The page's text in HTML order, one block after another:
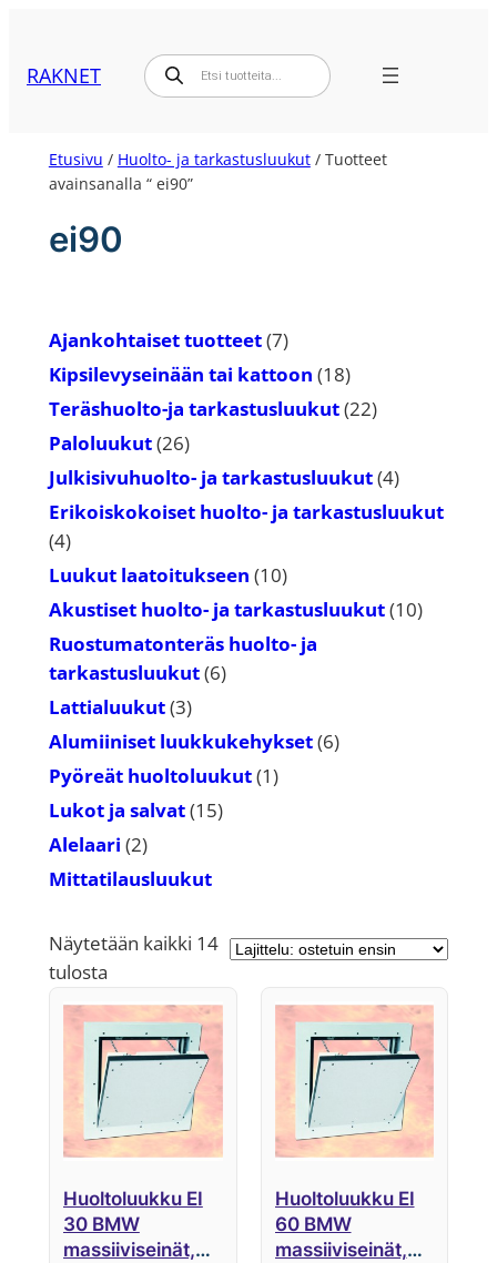
RAKNET Products
search
Etusivu / Huolto- ja tarkastusluukut/ Tuotteet
avainsanalla “ ei90”
ei90
Ajankohtaiset tuotteet 77
tuotetta
Kipsilevyseinään tai kattoon 1818
tuotetta
Teräshuolto-ja tarkastusluukut 2222
Paloluukut 2626
tuotetta
Julkisivuhuolto- ja tarkastusluukut 44
tuotetta
Erikoiskokoiset huolto- ja tarkastusluukut
44
tuotetta
Luukut laatoitukseen 1010
tuotetta
Akustiset huolto- ja tarkastusluukut 1010
Ruostumatonteräs huolto- ja
tarkastusluukut 66
Lattialuukut 33
tuotetta
Alumiiniset luukkukehykset 66
Pyöreät huoltoluukut 11
Lukot ja salvat 1515
Alelaari 22
tuotetta
Mittatilausluukut
Näytetään kaikki 14
tulostaSuosituimmat
ensin
Huoltoluukku EI
30 BMW
massiiviseinät,
Huoltoluukku EI
60 BMW
massiiviseinät,